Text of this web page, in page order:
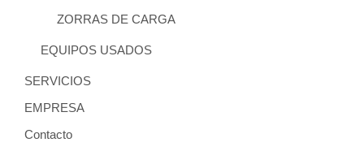
ZORRAS DE CARGA
EQUIPOS USADOS
SERVICIOS
EMPRESA
Contacto